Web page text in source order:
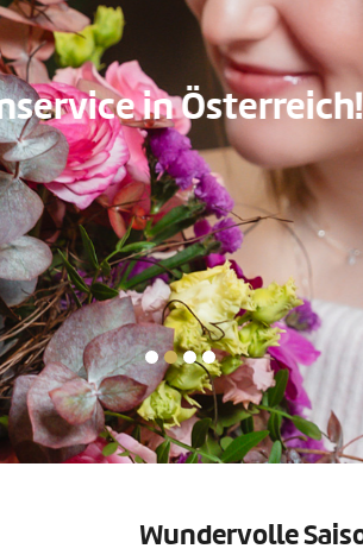
Bei
von unseren
ÜBERZEUGEN SIE
Wundervolle